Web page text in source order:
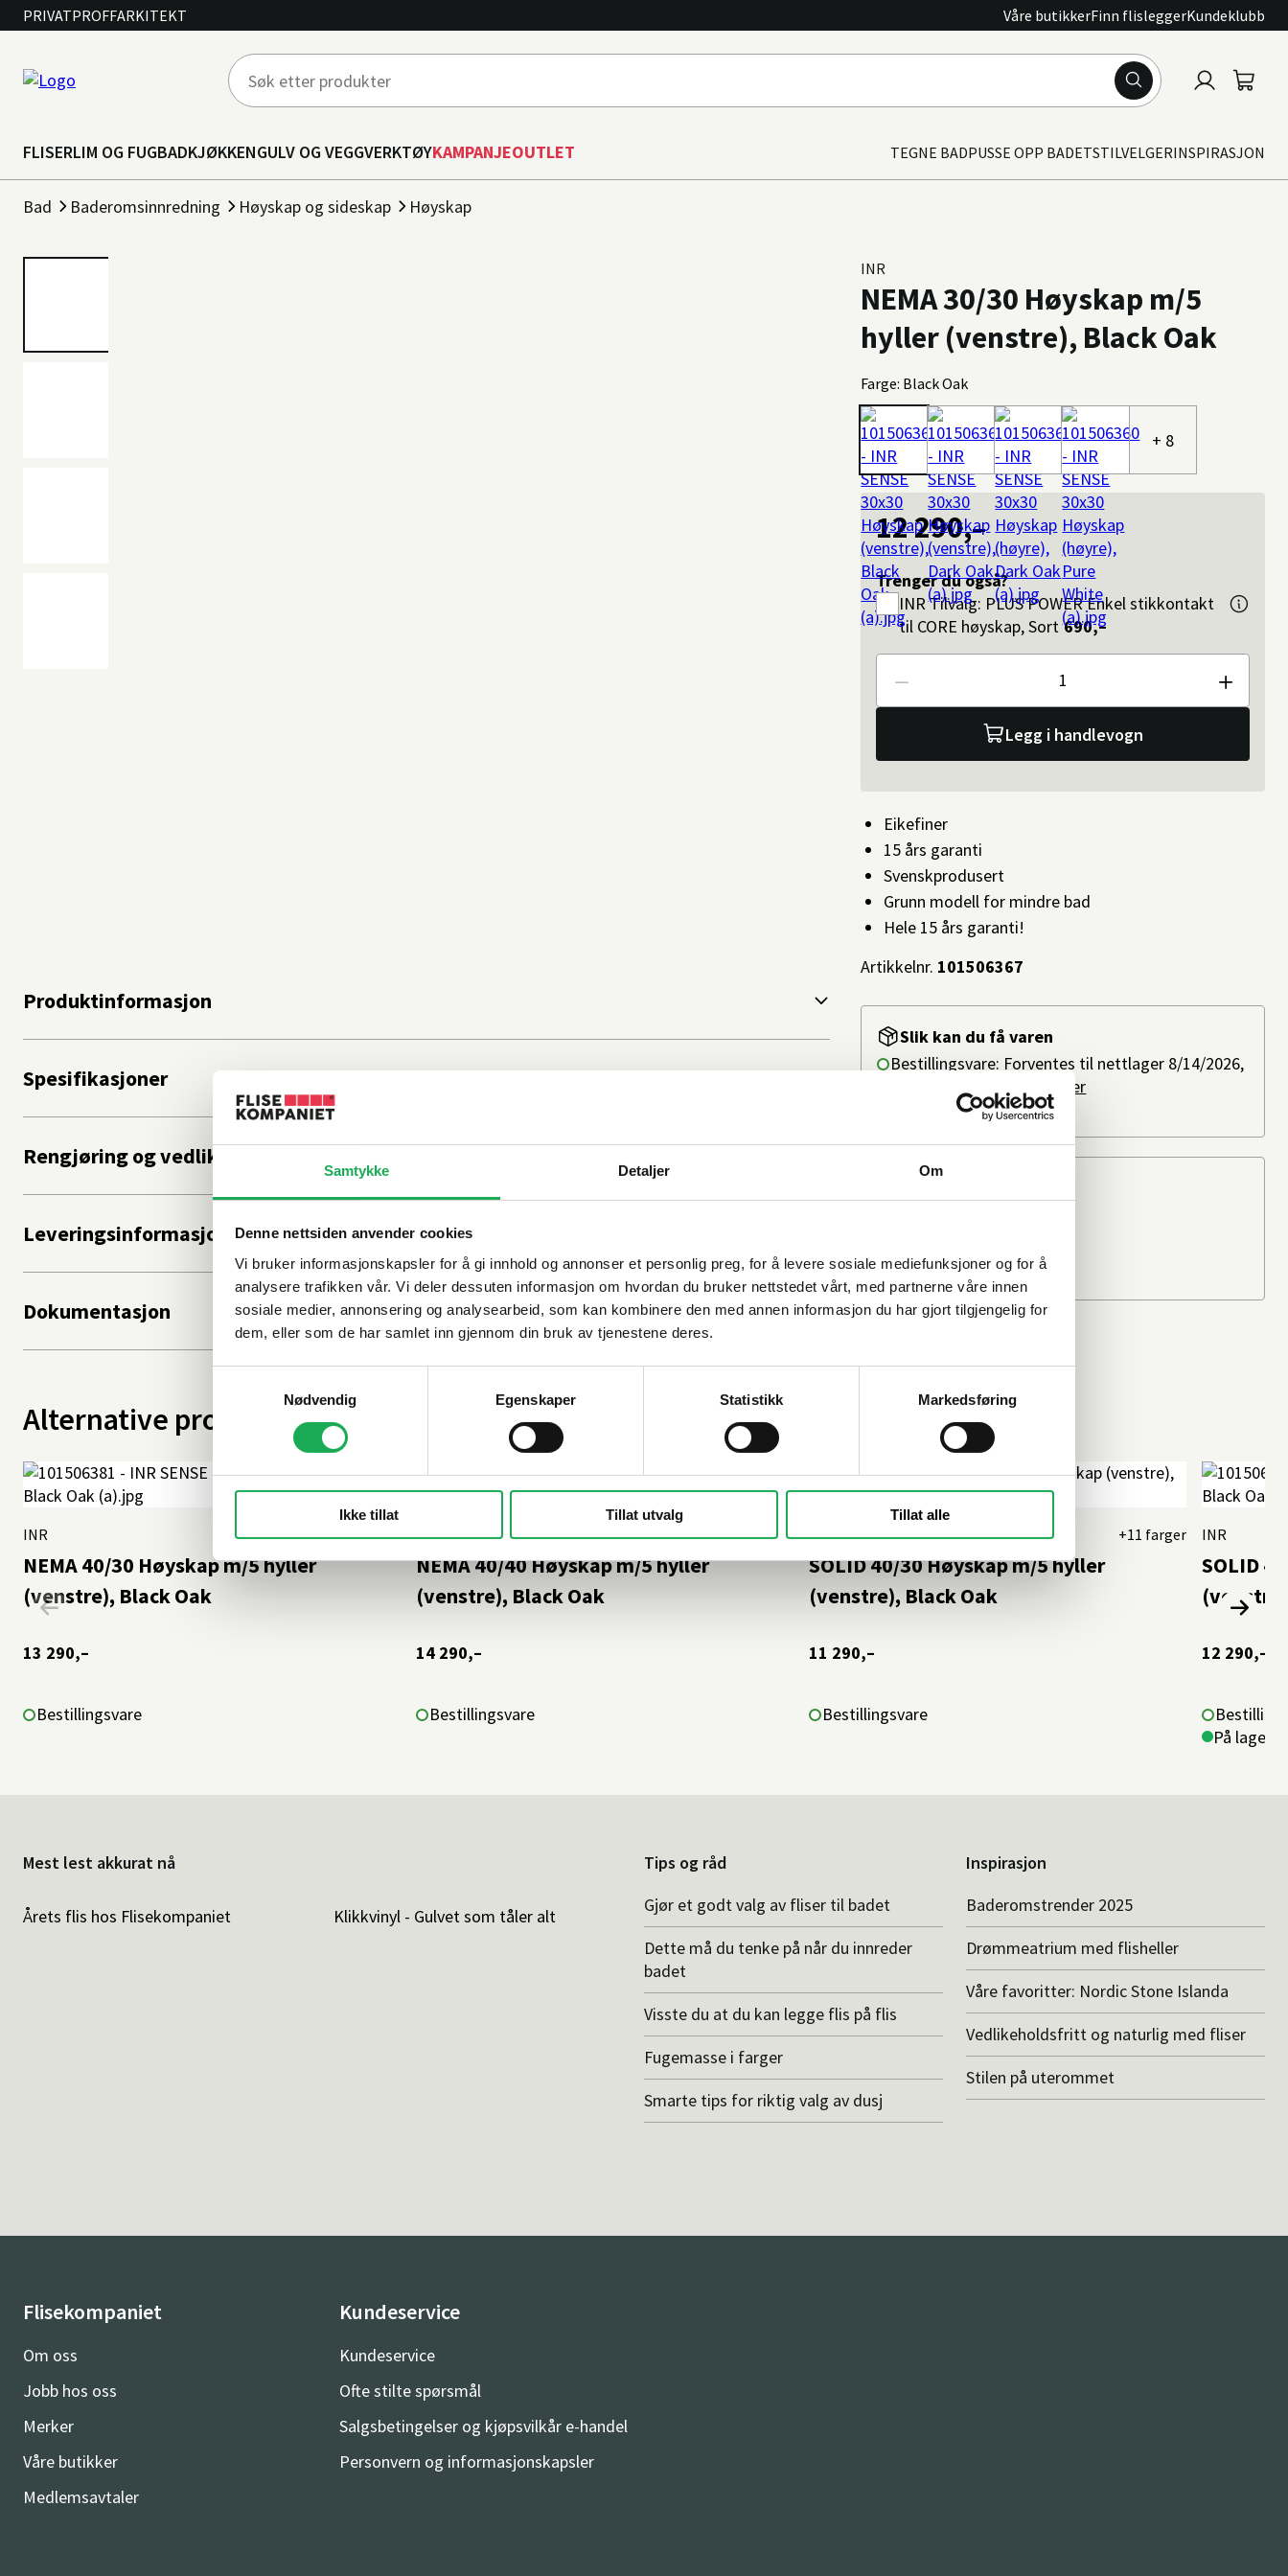
Samtykke Detaljer Om
Denne nettsiden anvender cookies
Vi bruker informasjonskapsler for å gi innhold og annonser et personlig preg, for å levere sosiale mediefunksjoner og for å
analysere trafikken vår. Vi deler dessuten informasjon om hvordan du bruker nettstedet vårt, med partnerne våre innen
sosiale medier, annonsering og analysearbeid, som kan kombinere den med annen informasjon du har gjort tilgjengelig for
dem, eller som de har samlet inn gjennom din bruk av tjenestene deres.
Nødvendig
Egenskaper Statistikk Markedsføring
Ikke tillat Tillat utvalg Tillat alle
PRIVATPROFFARKITEKT Våre butikkerFinn flisleggerKundeklubb
FLISERLIM OG FUGBADKJØKKENGULV OG VEGGVERKTØYKAMPANJEOUTLET TEGNE BADPUSSE OPP BADETSTILVELGERINSPIRASJON
Bad Baderomsinnredning Høyskap og sideskap Høyskap
INR
NEMA 30/30 Høyskap m/5
hyller (venstre), Black Oak
Farge: Black Oak
+ 8
12 290,–
Trenger du også?
INR Tilvalg: PLUS POWER Enkel stikkontakt
til CORE høyskap, Sort 690,–
Antall
Legg i handlevogn
Slik kan du få varen
Bestillingsvare: Forventes til nettlager 8/14/2026,
Les mer
Ikke på lager i butikk
Eikefiner
15 års garanti
Svenskprodusert
Grunn modell for mindre bad
Hele 15 års garanti!
Artikkelnr. 101506367
Produktinformasjon
Spesifikasjoner
Rengjøring og vedlikehold
Leveringsinformasjon
Dokumentasjon
Alternative produkter
NEMA 40/30 Høyskap m/5 hyller
(venstre), Black Oak
INR +11 farger
13 290,–
Bestillingsvare
NEMA 40/40 Høyskap m/5 hyller
(venstre), Black Oak
INR +11 farger
14 290,–
Bestillingsvare
SOLID 40/30 Høyskap m/5 hyller
(venstre), Black Oak
INR +11 farger
11 290,–
Bestillingsvare
SOLID
INR
12 290,–
På lager i
Mest lest akkurat nå
Årets flis hos Flisekompaniet Klikkvinyl - Gulvet som tåler alt
Tips og råd
Gjør et godt valg av fliser til badet
Dette må du tenke på når du innreder
badet
Visste du at du kan legge flis på flis
Fugemasse i farger
Smarte tips for riktig valg av dusj
Inspirasjon
Baderomstrender 2025
Drømmeatrium med flisheller
Våre favoritter: Nordic Stone Islanda
Vedlikeholdsfritt og naturlig med fliser
Stilen på uterommet
Flisekompaniet
Om oss
Jobb hos oss
Merker
Våre butikker
Medlemsavtaler
Kundeservice
Kundeservice
Ofte stilte spørsmål
Salgsbetingelser og kjøpsvilkår e-handel
Personvern og informasjonskapsler